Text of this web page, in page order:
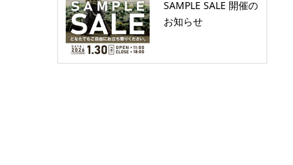
SAMPLE SALE 開催の
お知らせ